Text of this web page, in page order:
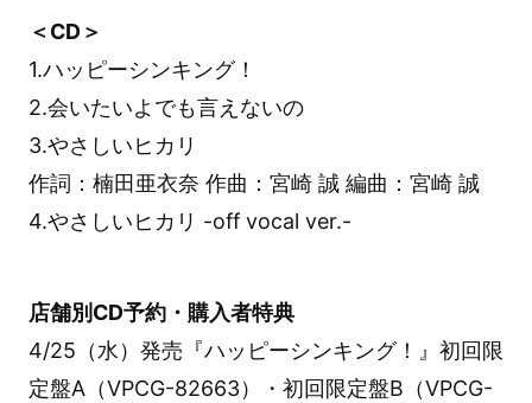
＜CD＞
1.ハッピーシンキング！
2.会いたいよでも言えないの
3.やさしいヒカリ
作詞：楠田亜衣奈 作曲：宮崎 誠 編曲：宮崎 誠
4.やさしいヒカリ -off vocal ver.-
店舗別CD予約・購入者特典
4/25（水）発売『ハッピーシンキング！』初回限
定盤A（VPCG-82663）・初回限定盤B（VPCG-